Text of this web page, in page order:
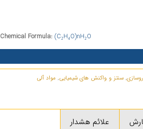
Chemical Formula: (C₂H₄O)nH₂O
, سنتز و واکنش های شیمیایی, مواد آلی
علائم هشدار